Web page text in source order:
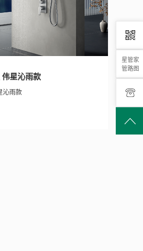
星管家
管路图
星沁雨款
沁雨款